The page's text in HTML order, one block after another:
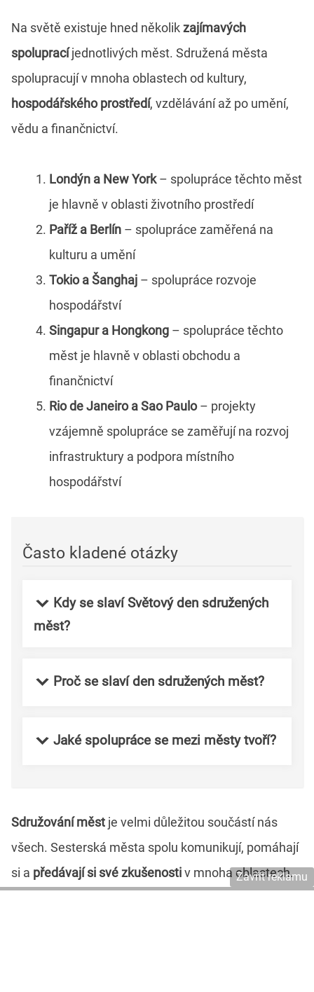
Na světě existuje hned několikzajímavých
spolupracíjednotlivých měst. Sdružená města
spolupracují v mnoha oblastech od kultury,
hospodářského prostředí, vzdělávání až po umění,
vědu a finančnictví.
Londýn a New York– spolupráce těchto měst
je hlavně v oblasti životního prostředí
Paříž a Berlín – spolupráce zaměřená na
kulturu a umění
Tokio a Šanghaj – spolupráce rozvoje
hospodářství
Singapur a Hongkong – spolupráce těchto
měst je hlavně v oblasti obchodu a
finančnictví
Rio de Janeiro a Sao Paulo– projekty
vzájemně spolupráce se zaměřují na rozvoj
infrastruktury a podpora místního
hospodářství
Často kladené otázky
Kdy se slaví Světový den sdružených
měst?
Proč se slaví den sdružených měst?
Jaké spolupráce se mezi městy tvoří?
Sdružování měst je velmi důležitou součástí nás
všech. Sesterská města spolu komunikují, pomáhají
si a předávají si své zkušenostiv mnoha oblastech.
Zavřít reklamu